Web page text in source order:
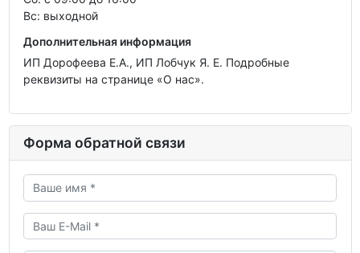
Вс: выходной
Дополнительная информация
ИП Дорофеева Е.А., ИП Лобчук Я. Е. Подробные
реквизиты на странице «О нас».
Форма обратной связи